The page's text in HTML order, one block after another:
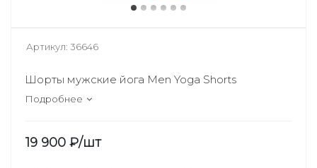
Артикул: 36646
Шорты мужские йога Men Yoga Shorts
Подробнее
19 900 ₽/шт